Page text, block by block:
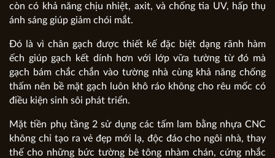
còn có khả năng chịu nhiệt, axit, và chống tia UV, hấp thụ
ánh sáng giúp giảm chói mắt.
Đó là vì chân gạch được thiết kế đặc biệt dạng rãnh hàm
ếch giúp gạch kết dính hơn với lớp vữa tường từ đó mà
gạch bám chắc chắn vào tường nhà cùng khả năng chống
thấm nên bề mặt gạch luôn khô ráo không cho rêu mốc có
điều kiện sinh sôi phát triển.
Mặt tiền phụ tầng 2 sử dụng các tấm lam bằng nhựa CNC
không chỉ tạo ra vẻ đẹp mới lạ, độc đáo cho ngôi nhà, thay
thế cho những bức tường bê tông nhàm chán, cứng nhắc